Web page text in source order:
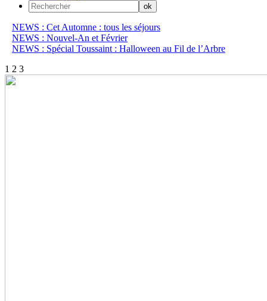
NEWS : Cet Automne : tous les séjours
NEWS : Nouvel-An et Février
NEWS : Spécial Toussaint : Halloween au Fil de l’Arbre
1 2 3